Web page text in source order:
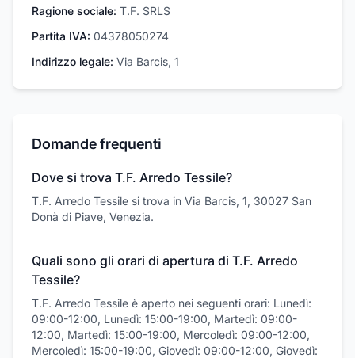
Ragione sociale: T.F. SRLS
Partita IVA: 04378050274
Indirizzo legale: Via Barcis, 1
Domande frequenti
Dove si trova T.F. Arredo Tessile?
T.F. Arredo Tessile si trova in Via Barcis, 1, 30027 San
Donà di Piave, Venezia.
Quali sono gli orari di apertura di T.F. Arredo
Tessile?
T.F. Arredo Tessile è aperto nei seguenti orari: Lunedì:
09:00-12:00, Lunedì: 15:00-19:00, Martedì: 09:00-
12:00, Martedì: 15:00-19:00, Mercoledì: 09:00-12:00,
Mercoledì: 15:00-19:00, Giovedì: 09:00-12:00, Giovedì: